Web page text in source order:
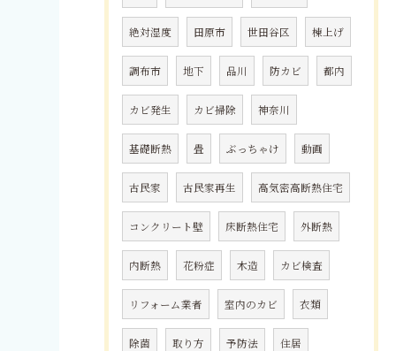
絶対湿度 田原市 世田谷区 棟上げ
調布市 地下 品川 防カビ 都内
カビ発生 カビ掃除 神奈川
基礎断熱 畳 ぶっちゃけ 動画
古民家 古民家再生 高気密高断熱住宅
コンクリート壁 床断熱住宅 外断熱
内断熱 花粉症 木造 カビ検査
リフォーム業者 室内のカビ 衣類
除菌 取り方 予防法 住居